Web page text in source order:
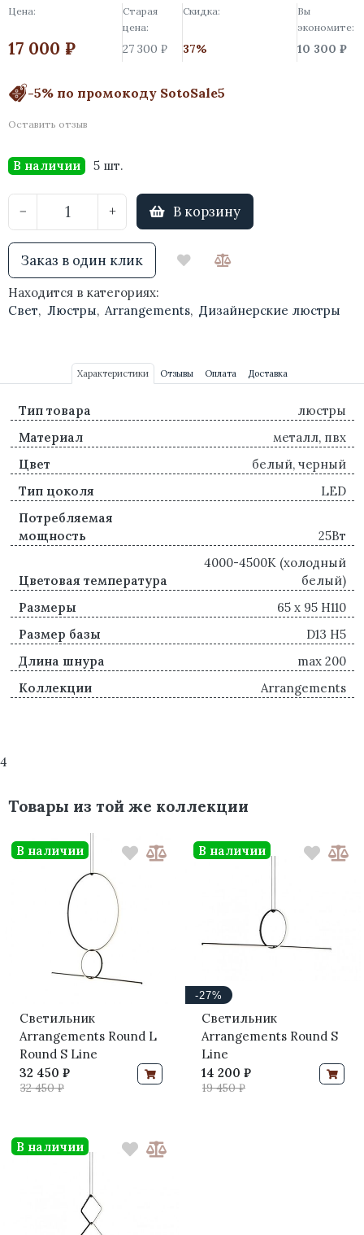
Цена:
17 000 ₽
Старая
цена:
27 300 ₽
Скидка:
37%
Вы
экономите:
10 300 ₽
-5% по промокоду SotoSale5
Оставить отзыв
В наличии 5 шт.
− + В корзину
Заказ в один клик
Находится в категориях:
Свет, Люстры, Arrangements, Дизайнерские люстры
Характеристики Отзывы Оплата Доставка
Тип товара
люстры
Материал
металл, пвх
Цвет
белый, черный
Тип цоколя
LED
Потребляемая
мощность
25Вт
Цветовая температура
4000-4500К (холодный
белый)
Размеры
65 x 95 H110
Размер базы
D13 H5
Длина шнура
max 200
Коллекции
Arrangements
4
Товары из той же коллекции
Светильник
Arrangements Round L
Round S Line
32 450 ₽
32 450 ₽
В наличии
-27%
Светильник
Arrangements Round S
Line
14 200 ₽
19 450 ₽
В наличии
В наличии